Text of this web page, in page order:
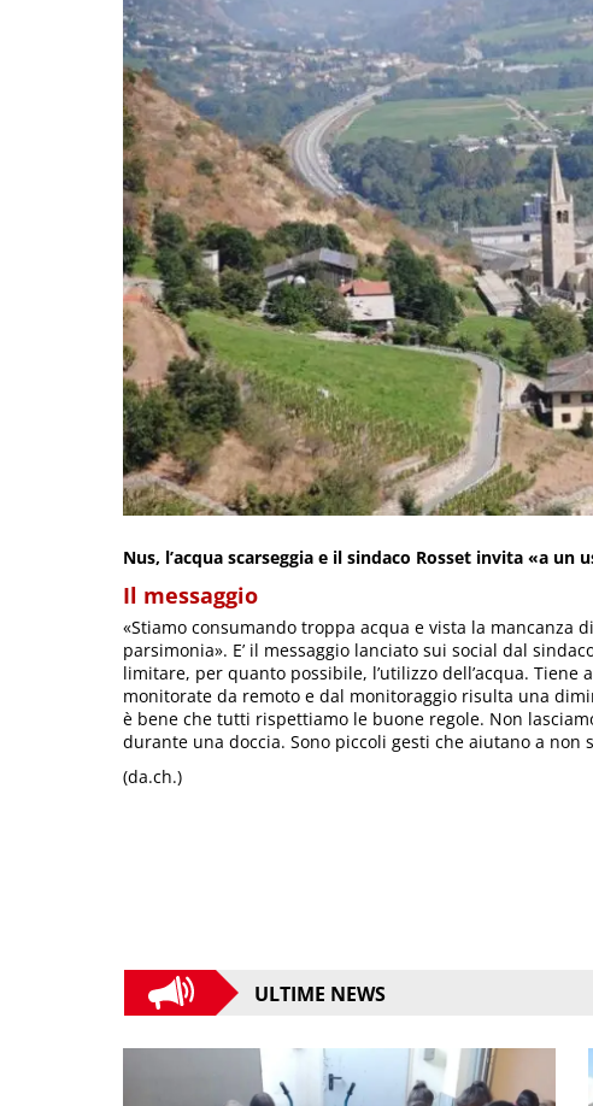
Nus, l’acqua scarseggia e il sindaco Rosset invita «a un
Il messaggio
«Stiamo consumando troppa acqua e vista la mancanza
parsimonia». E’ il messaggio lanciato sui social dal
limitare, per quanto possibile, l’utilizzo dell’acqua. Tiene
monitorate da remoto e dal monitoraggio risulta una
è bene che tutti rispettiamo le buone regole. Non
durante una doccia. Sono piccoli gesti che aiutano a non
(da.ch.)
ULTIME NEWS